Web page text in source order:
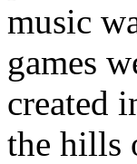
music
games
created
the hills